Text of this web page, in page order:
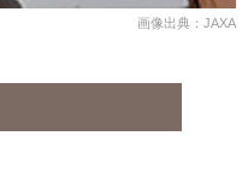
画像出典：JAXA